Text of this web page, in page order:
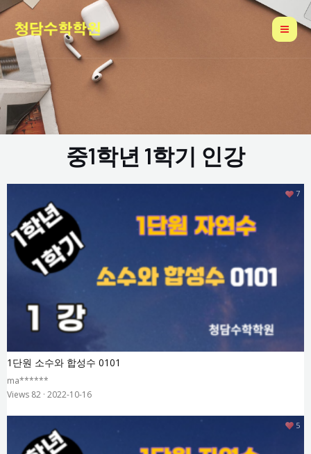
콘
츠
로
건
너
뛰
중1학년 1학기 인강
1단원 소수와 합성수 0101
ma******
Views 82 · 2022-10-16
7
5